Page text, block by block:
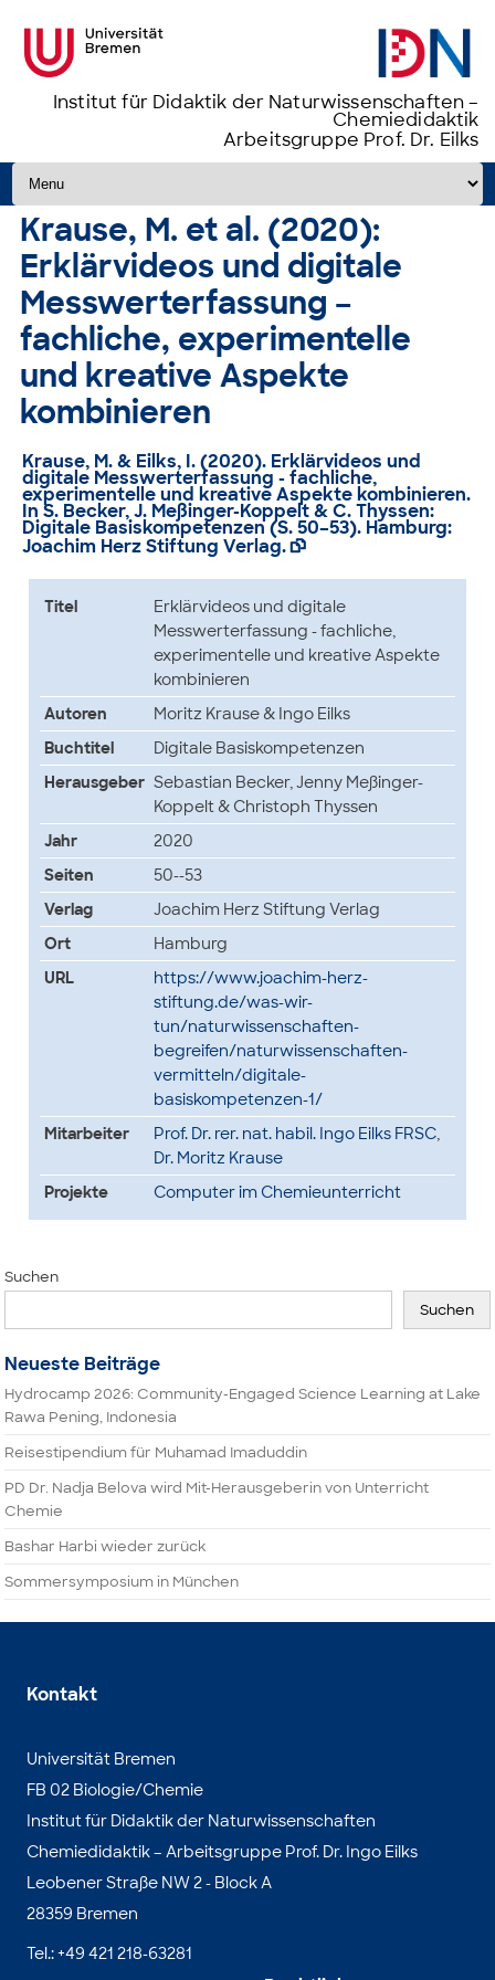
Institut für Didaktik der Naturwissenschaften –
Chemiedidaktik
Arbeitsgruppe Prof. Dr. Eilks
Zum Inhalt springen
Krause, M. et al. (2020):
Erklärvideos und digitale
Messwerterfassung –
fachliche, experimentelle
und kreative Aspekte
kombinieren
Krause, M. & Eilks, I. (2020). Erklärvideos und
digitale Messwerterfassung - fachliche,
experimentelle und kreative Aspekte kombinieren.
In S. Becker, J. Meßinger-Koppelt & C. Thyssen:
Digitale Basiskompetenzen (S. 50–53). Hamburg:
Joachim Herz Stiftung Verlag. 
Titel
Erklärvideos und digitale
Messwerterfassung - fachliche,
experimentelle und kreative Aspekte
kombinieren
Autoren
Moritz Krause & Ingo Eilks
Buchtitel
Digitale Basiskompetenzen
Herausgeber Sebastian Becker, Jenny Meßinger-
Koppelt & Christoph Thyssen
Jahr
2020
Seiten
50--53
Verlag
Joachim Herz Stiftung Verlag
Ort
Hamburg
URL
https://www.joachim-herz-
stiftung.de/was-wir-
tun/naturwissenschaften-
begreifen/naturwissenschaften-
vermitteln/digitale-
basiskompetenzen-1/
Mitarbeiter
Prof. Dr. rer. nat. habil. Ingo Eilks FRSC,
Dr. Moritz Krause
Projekte
Computer im Chemieunterricht
Suchen
Suchen
Neueste Beiträge
Hydrocamp 2026: Community-Engaged Science Learning at Lake
Rawa Pening, Indonesia
Reisestipendium für Muhamad Imaduddin
PD Dr. Nadja Belova wird Mit-Herausgeberin von Unterricht
Chemie
Bashar Harbi wieder zurück
Sommersymposium in München
Kontakt
Universität Bremen
FB 02 Biologie/Chemie
Institut für Didaktik der Naturwissenschaften
Chemiedidaktik – Arbeitsgruppe Prof. Dr. Ingo Eilks
Leobener Straße NW 2 - Block A
28359 Bremen
Tel.: +49 421 218-63281